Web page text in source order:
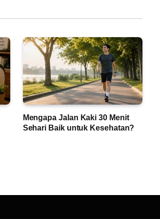
Mengapa Jalan Kaki 30 Menit
Sehari Baik untuk Kesehatan?